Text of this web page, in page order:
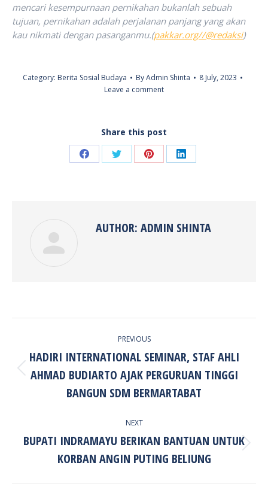
mencari kesempurnaan pernikahan bukanlah sebuah
tujuan, pernikahan adalah perjalanan panjang yang akan
kau nikmati dengan pasanganmu.(pakkar.org//@redaksi)
Category: Berita Sosial Budaya ByAdmin Shinta
8 July, 2023
Leave a comment
Share this post
Share Share Share Share
AUTHOR: ADMIN SHINTA
PREVIOUS
Previous
post:
HADIRI INTERNATIONAL SEMINAR, STAF AHLI
AHMAD BUDIARTO AJAK PERGURUAN TINGGI
BANGUN SDM BERMARTABAT
NEXT
Next
post:
BUPATI INDRAMAYU BERIKAN BANTUAN UNTUK
KORBAN ANGIN PUTING BELIUNG